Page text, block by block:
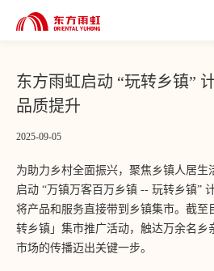
东方雨虹启动 “玩转乡镇”
品质提升​
2025-09-05
为助力乡村全面振兴，聚焦乡镇人居生
启动 “万镇万客百万乡镇 -- 玩转乡镇”
将产品和服务直接带到乡镇集市。截至
转乡镇」集市推广活动，触达万余名乡
市场的传播迈出关键一步。